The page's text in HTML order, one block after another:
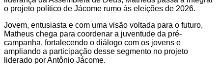
o projeto político de Jácome rumo às eleições de 2026.
Jovem, entusiasta e com uma visão voltada para o futuro,
Matheus chega para coordenar a juventude da pré-
campanha, fortalecendo o diálogo com os jovens e
ampliando a participação desse segmento no projeto
liderado por Antônio Jácome.